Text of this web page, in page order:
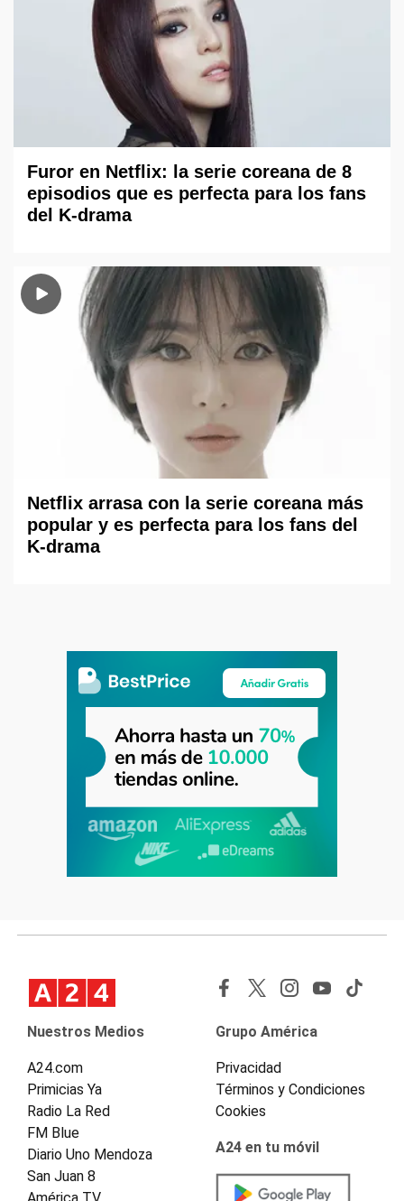
Furor en Netflix: la serie coreana de 8
episodios que es perfecta para los fans
del K-drama
Netflix arrasa con la serie coreana más
popular y es perfecta para los fans del
K-drama
Nuestros Medios
A24.com
Primicias Ya
Radio La Red
FM Blue
Diario Uno Mendoza
San Juan 8
Grupo América
Privacidad
Términos y Condiciones
Cookies
A24 en tu móvil